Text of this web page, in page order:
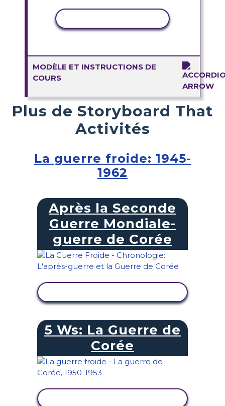
MODÈLE ET INSTRUCTIONS DE
COURS
Plus de Storyboard That
Activités
La guerre froide: 1945-
1962
Après la Seconde
Guerre Mondiale-
guerre de Corée
5 Ws: La Guerre de
Corée